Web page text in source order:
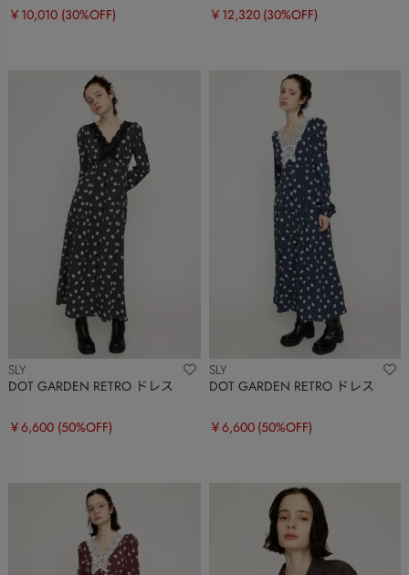
￥10,010 (30%OFF)
￥12,320 (30%OFF)
SLY
DOT GARDEN RETRO ドレス
￥6,600 (50%OFF)
SLY
DOT GARDEN RETRO ドレス
￥6,600 (50%OFF)